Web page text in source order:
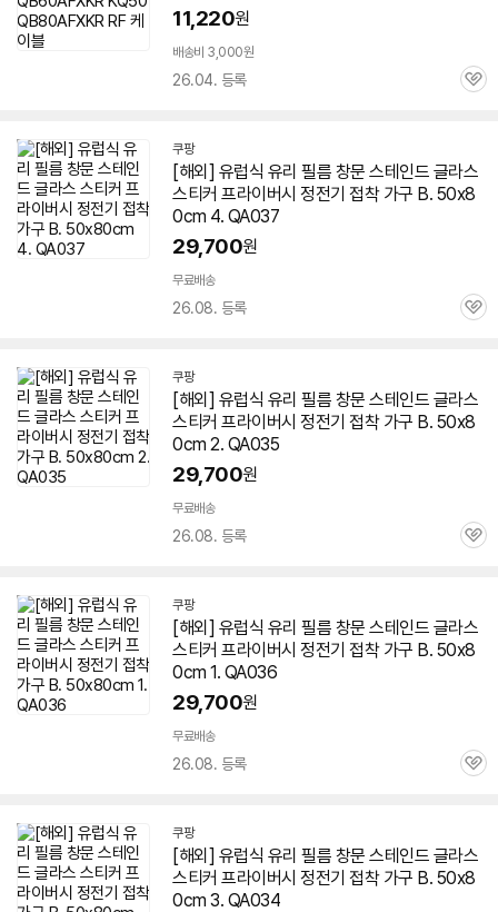
11,220원
배송비 3,000원
26.04. 등록
관
쿠팡
[해외] 유럽식 유리 필름 창문 스테인드 글라스
스티커 프라이버시 정전기 접착 가구 B. 50x8
0cm 4. QA037
29,700원
무료배송
26.08. 등록
관
쿠팡
[해외] 유럽식 유리 필름 창문 스테인드 글라스
스티커 프라이버시 정전기 접착 가구 B. 50x8
0cm 2. QA035
29,700원
무료배송
26.08. 등록
관
쿠팡
[해외] 유럽식 유리 필름 창문 스테인드 글라스
스티커 프라이버시 정전기 접착 가구 B. 50x8
0cm 1. QA036
29,700원
무료배송
26.08. 등록
관
쿠팡
[해외] 유럽식 유리 필름 창문 스테인드 글라스
스티커 프라이버시 정전기 접착 가구 B. 50x8
0cm 3. QA034